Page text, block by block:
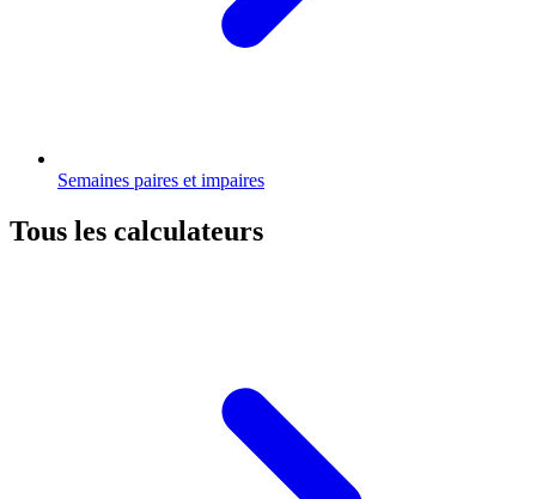
Semaines paires et impaires
Tous les calculateurs